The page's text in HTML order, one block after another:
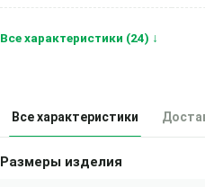
Все характеристики (24) ↓
Все характеристики
Размеры изделия